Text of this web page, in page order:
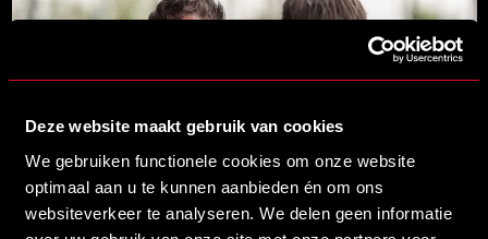
Deze website maakt gebruik van cookies
We gebruiken functionele cookies om onze website
optimaal aan u te kunnen aanbieden én om ons
websiteverkeer te analyseren. We delen geen informatie